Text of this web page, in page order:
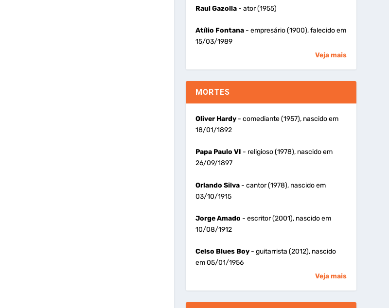
Raul Gazolla- ator (1955)
Atílio Fontana- empresário (1900), falecido em
15/03/1989
Veja mais
MORTES
Oliver Hardy- comediante (1957), nascido em
18/01/1892
Papa Paulo VI - religioso (1978), nascido em
26/09/1897
Orlando Silva- cantor (1978), nascido em
03/10/1915
Jorge Amado - escritor (2001), nascido em
10/08/1912
Celso Blues Boy- guitarrista (2012), nascido
em 05/01/1956
Veja mais